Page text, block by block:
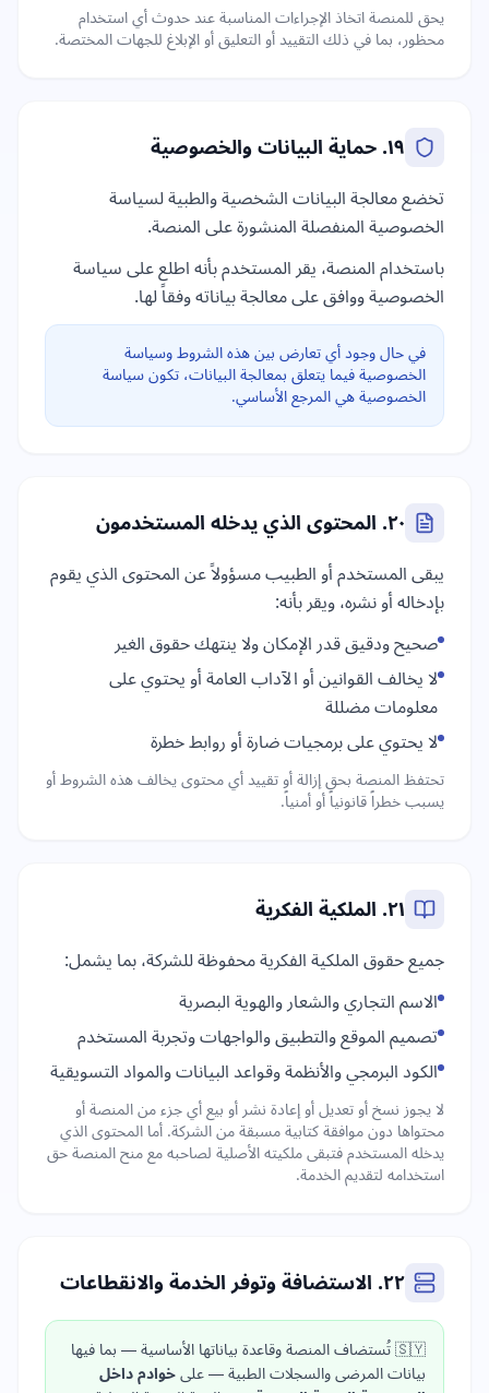
يحق للمنصة اتخاذ الإجراءات المناسبة عند حدوث أي استخدام
محظور، بما في ذلك التقييد أو التعليق أو الإبلاغ للجهات المختصة.
١٩. حماية البيانات والخصوصية
تخضع معالجة البيانات الشخصية والطبية لسياسة
الخصوصية المنفصلة المنشورة على المنصة.
باستخدام المنصة، يقر المستخدم بأنه اطلع على سياسة
الخصوصية ووافق على معالجة بياناته وفقاً لها.
في حال وجود أي تعارض بين هذه الشروط وسياسة
الخصوصية فيما يتعلق بمعالجة البيانات، تكون سياسة
الخصوصية هي المرجع الأساسي.
٢٠. المحتوى الذي يدخله المستخدمون
يبقى المستخدم أو الطبيب مسؤولاً عن المحتوى الذي يقوم
بإدخاله أو نشره، ويقر بأنه:
صحيح ودقيق قدر الإمكان ولا ينتهك حقوق الغير
لا يخالف القوانين أو الآداب العامة أو يحتوي على
معلومات مضللة
لا يحتوي على برمجيات ضارة أو روابط خطرة
تحتفظ المنصة بحق إزالة أو تقييد أي محتوى يخالف هذه الشروط أو
يسبب خطراً قانونياً أو أمنياً.
٢١. الملكية الفكرية
جميع حقوق الملكية الفكرية محفوظة للشركة، بما يشمل:
الاسم التجاري والشعار والهوية البصرية
تصميم الموقع والتطبيق والواجهات وتجربة المستخدم
الكود البرمجي والأنظمة وقواعد البيانات والمواد التسويقية
لا يجوز نسخ أو تعديل أو إعادة نشر أو بيع أي جزء من المنصة أو
محتواها دون موافقة كتابية مسبقة من الشركة. أما المحتوى الذي
يدخله المستخدم فتبقى ملكيته الأصلية لصاحبه مع منح المنصة حق
استخدامه لتقديم الخدمة.
٢٢. الاستضافة وتوفر الخدمة والانقطاعات
🇸🇾 تُستضاف المنصة وقاعدة بياناتها الأساسية — بما فيها
بيانات المرضى والسجلات الطبية — علىخوادم داخل